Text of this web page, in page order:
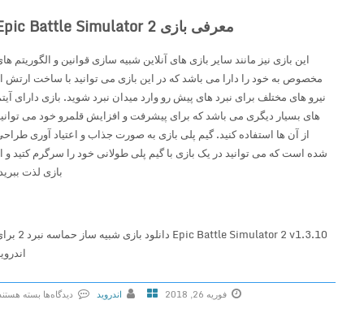
معرفی بازی Epic Battle Simulator 2
این بازی نیز مانند سایر بازی های آنلاین شبیه سازی قوانین و الگوریتم های
مخصوص به خود را دارا می باشد که در این بازی می توانید با ساخت ارتش از
نیرو های مختلف برای نبرد های پیش رو وارد میدان نبرد شوید. بازی دارای آیتم
های بسیار دیگری می باشد که برای پیشرفت و افزایش قلمرو خود می توانید
از آن ها استفاده کنید. گیم پلی بازی به صورت جذاب و اعتیاد آوری طراحی
شده است که می توانید در یک بازی با گیم پلی طولانی خود را سرگرم کتید و از
بازی لذت ببرید.
Epic Battle Simulator 2 v1.3.10 دانلود بازی شبیه ساز حماسه نبرد 2 برای
اندروید
فوریه 26, 2018 اندروید
دیدگاه‌هابسته هستند